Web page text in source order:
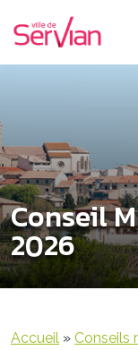
Conseil
2026
Accueil » Conseils